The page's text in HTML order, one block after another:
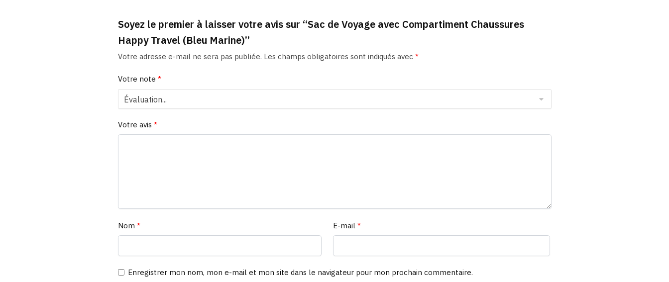
Soyez le premier à laisser votre avis sur “Sac de Voyage avec Compartiment Chaussures
Happy Travel (Bleu Marine)”
Votre adresse e-mail ne sera pas publiée. Les champs obligatoires sont indiqués avec *
Votre note *
Votre avis *
Nom * E-mail*
Enregistrer mon nom, mon e-mail et mon site dans le navigateur pour mon prochain commentaire.